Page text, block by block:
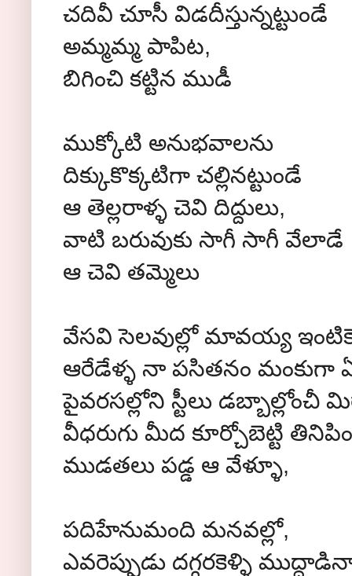
చదివీ చూసీ విడదీస్తున్నట్టుండే
అమ్మమ్మ పాపిట,
బిగించి కట్టిన ముడీ
ముక్కోటి అనుభవాలను
దిక్కుకొక్కటిగా చల్లినట్టుండే
ఆ తెల్లరాళ్ళ చెవి దిద్దులు,
వాటి బరువుకు సాగీ సాగీ వేలాడే
ఆ చెవి తమ్మెలు
వేసవి సెలవుల్లో మావయ్య
ఆరేడేళ్ళ నా పసితనం మంకుగా
పైవరసల్లోని స్టీలు
వీధరుగు మీద కూర్చోబెట్టి
ముడతలు పడ్డ ఆ వేళ్ళూ,
పదిహేనుమంది మనవల్లో,
ఎవరెప్పుడు దగ్గరకెళ్ళి